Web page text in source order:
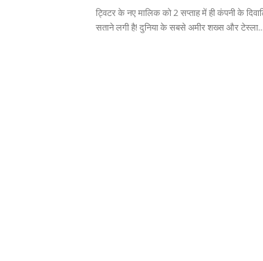
ट्विटर के नए मालिक को 2 सप्ताह में ही कंपनी के
सताने लगी है! दुनिया के सबसे अमीर शख्‍स और टेस्‍ला...